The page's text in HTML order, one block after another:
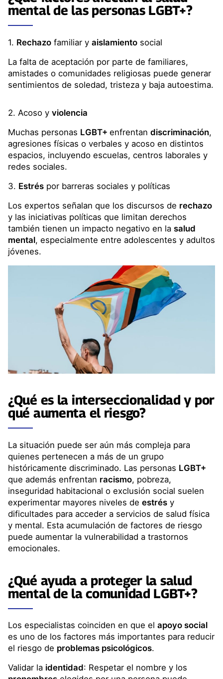
mentalde las personas LGBT+?
1. Rechazo familiar y aislamiento social
La falta de aceptación por parte de familiares,
amistades o comunidades religiosas puede generar
sentimientos de soledad, tristeza y baja autoestima.
2. Acoso y violencia
Muchas personas LGBT+ enfrentan discriminación,
agresiones físicas o verbales y acoso en distintos
espacios, incluyendo escuelas, centros laborales y
redes sociales.
3. Estrés por barreras sociales y políticas
Los expertos señalan que los discursos de rechazo
y las iniciativas políticas que limitan derechos
también tienen un impacto negativo en la salud
mental, especialmente entre adolescentes y adultos
jóvenes.
¿Qué es la interseccionalidad y por
qué aumenta el riesgo?
La situación puede ser aún más compleja para
quienes pertenecen a más de un grupo
históricamente discriminado. Las personas LGBT+
que además enfrentan racismo, pobreza,
inseguridad habitacional o exclusión social suelen
experimentar mayores niveles de estrés y
dificultades para acceder a servicios de salud física
y mental. Esta acumulación de factores de riesgo
puede aumentar la vulnerabilidad a trastornos
emocionales.
¿Qué ayuda a proteger la salud
mentalde la comunidad LGBT+?
Los especialistas coinciden en que el apoyo social
es uno de los factores más importantes para reducir
el riesgo de problemas psicológicos.
Validar la identidad: Respetar el nombre y los